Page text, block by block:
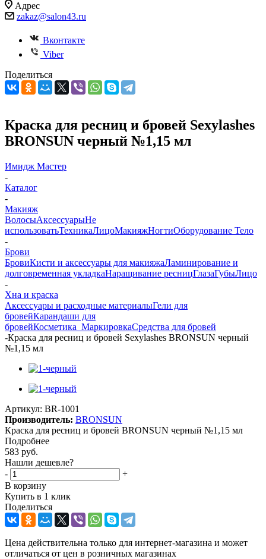
Адрес
zakaz@salon43.ru
Вконтакте
Viber
Поделиться
Краска для ресниц и бровей Sexylashes
BRONSUN черный №1,15 мл
Имидж Мастер
-
Каталог
-
Макияж
ВолосыАксессуарыНе
использоватьТехникаЛицоМакияжНогтиОборудование Тело
-
Брови
БровиКисти и аксессуары для макияжаЛаминирование и
долговременная укладкаНаращивание ресницГлазаГубыЛицо
-
Хна и краска
Аксессуары и расходные материалыГели для
бровейКарандаши для
бровейКосметика_МаркировкаСредства для бровей
-Краска для ресниц и бровей Sexylashes BRONSUN черный
№1,15 мл
Артикул: BR-1001
Производитель: BRONSUN
Краска для ресниц и бровей BRONSUN черный №1,15 мл
Подробнее
583 руб.
Нашли дешевле?
-
+
В корзину
Купить в 1 клик
Поделиться
Цена действительна только для интернет-магазина и может
отличаться от цен в розничных магазинах